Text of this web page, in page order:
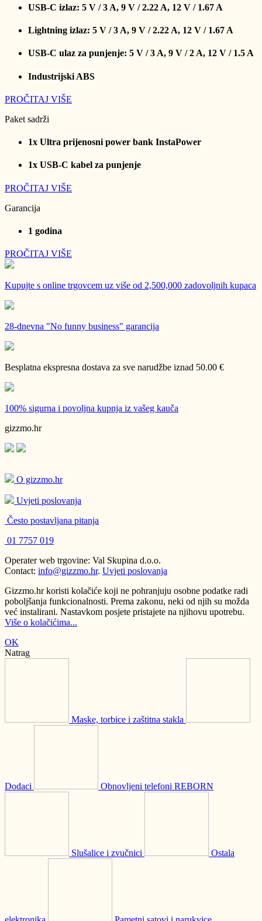
USB-C izlaz: 5 V / 3 A, 9 V / 2.22 A, 12 V / 1.67 A
Lightning izlaz: 5 V / 3 A, 9 V / 2.22 A, 12 V / 1.67 A
USB-C ulaz za punjenje: 5 V / 3 A, 9 V / 2 A, 12 V / 1.5 A
Industrijski ABS
PROČITAJ VIŠE
Paket sadrži
1x Ultra prijenosni power bank InstaPower
1x USB-C kabel za punjenje
PROČITAJ VIŠE
Garancija
1 godina
PROČITAJ VIŠE
Kupujte s online trgovcem uz više od 2,500,000 zadovoljnih kupaca
28-dnevna "No funny business" garancija
Besplatna ekspresna dostava za sve narudžbe iznad 50.00 €
100% sigurna i povoljna kupnja iz vašeg kauča
gizzmo.hr
O gizzmo.hr
Uvjeti poslovanja
Često postavljana pitanja
01 7757 019
Operater web trgovine: Val Skupina d.o.o.
Contact: info@gizzmo.hr. Uvjeti poslovanja
Gizzmo.hr koristi kolačiće koji ne pohranjuju osobne podatke radi
poboljšanja funkcionalnosti. Prema zakonu, neki od njih su možda
već instalirani. Nastavkom posjete pristajete na njihovu upotrebu.
Više o kolačićima...
OK
Natrag
Maske, torbice i zaštitna stakla
Dodaci Obnovljeni telefoni REBORN
Slušalice i zvučnici Ostala